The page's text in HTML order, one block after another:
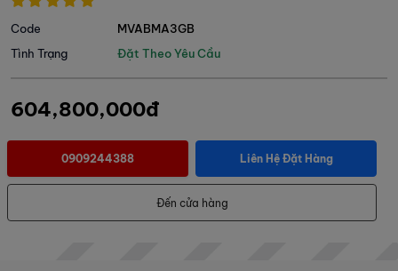
Tình Trạng Đặt Theo Yêu Cầu
Code MVABMA3GB
604,800,000đ
0909244388 Liên Hệ Đặt Hàng
Đến cửa hàng